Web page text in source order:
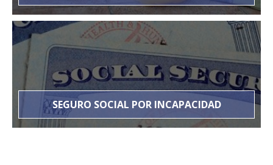
SEGURO SOCIAL POR INCAPACIDAD